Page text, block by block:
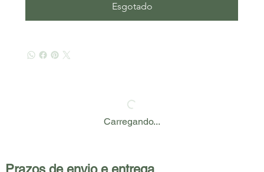
Esgotado
Carregando...